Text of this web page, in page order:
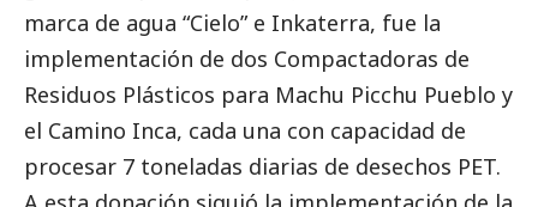
marca de agua “Cielo” e Inkaterra, fue la
implementación de dos Compactadoras de
Residuos Plásticos para Machu Picchu Pueblo y
el Camino Inca, cada una con capacidad de
procesar 7 toneladas diarias de desechos PET.